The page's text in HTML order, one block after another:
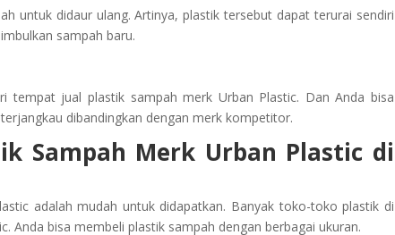
untuk didaur ulang. Artinya, plastik tersebut dapat terurai sendiri
sampah baru.
tempat jual plastik sampah merk Urban Plastic. Dan Anda bisa
dibandingkan dengan merk kompetitor.
Sampah Merk Urban Plastic di
adalah mudah untuk didapatkan. Banyak toko-toko plastik di
Anda bisa membeli plastik sampah dengan berbagai ukuran.